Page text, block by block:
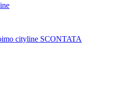
cityline SCONTATA